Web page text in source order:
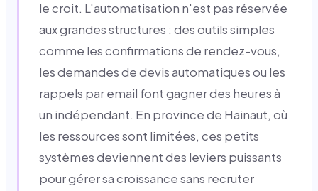
le croit. L'automatisation n'est pas réservée
aux grandes structures : des outils simples
comme les confirmations de rendez-vous,
les demandes de devis automatiques ou les
rappels par email font gagner des heures à
un indépendant. En province de Hainaut, où
les ressources sont limitées, ces petits
systèmes deviennent des leviers puissants
pour gérer sa croissance sans recruter